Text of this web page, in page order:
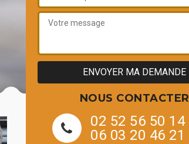
NOUS CONTACTER
02 52 56 50 14
06 03 20 46 21